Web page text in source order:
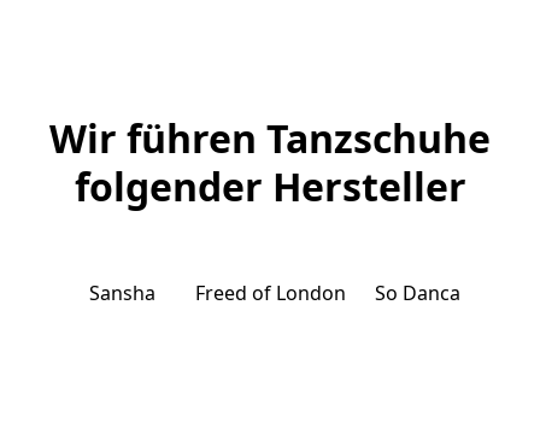
Wir führen Tanzschuhe
folgender Hersteller
Sansha Freed of London So Danca